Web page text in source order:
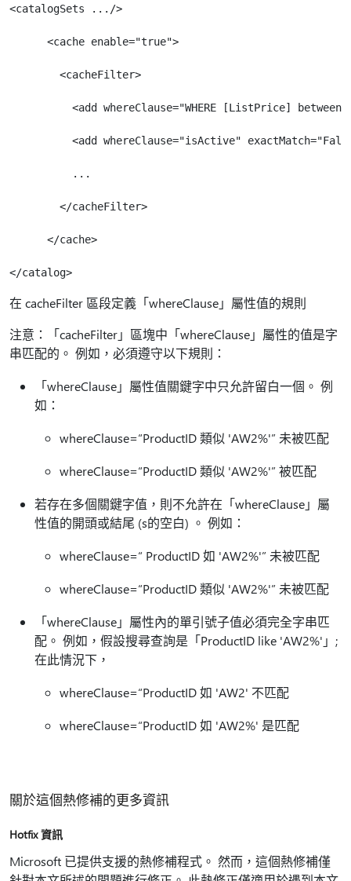
<catalogSets .../>
      <cache enable="true">
        <cacheFilter>
<add whereClause="WHERE [ListPrice] between
<add whereClause="isActive"
          ...
        </cacheFilter>
      </cache>
在 cacheFilter 區段定義「whereClause」屬性值的規則
注意：「cacheFilter」區塊中「whereClause」屬性的值是字
串匹配的。 例如，必須遵守以下規則：
「whereClause」屬性值關鍵字中只允許留白一個。 例
如：
whereClause=“ProductID 類似 'AW2%'” 未被匹配
whereClause=“ProductID 類似 'AW2%'” 被匹配
若存在多個關鍵字值，則不允許在「whereClause」屬
性值的開頭或結尾 (s的空白) 。 例如：
whereClause=“ ProductID 如 'AW2%'” 未被匹配
whereClause=“ProductID 類似 'AW2%'” 未被匹配
「whereClause」屬性內的單引號子值必須完全字串匹
配。 例如，假設搜尋查詢是「ProductID like 'AW2%'」;
在此情況下，
whereClause=“ProductID 如 'AW2' 不匹配
whereClause=“ProductID 如 'AW2%' 是匹配
關於這個熱修補的更多資訊
Hotfix 資訊
Microsoft 已提供支援的熱修補程式。 然而，這個熱修補僅